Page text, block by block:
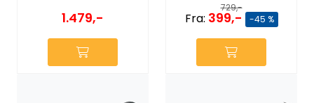
1.479,-
729,-
Fra: 399,- -45 %